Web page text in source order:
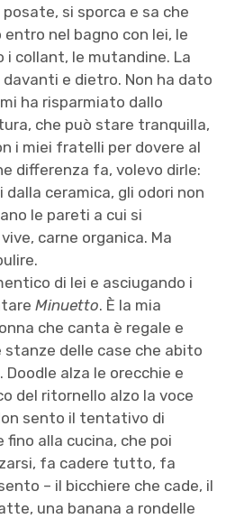
si sporca e sa che
entro nel bagno con lei, le
i collant, le mutandine. La
e dietro. Non ha dato
ha risparmiato dallo
che può stare tranquilla,
i miei fratelli per dovere al
differenza fa, volevo dirle:
ceramica, gli odori non
le pareti a cui si
carne organica. Ma
di lei e asciugando i
Minuetto. È la mia
che canta è regale e
stanze delle case che abito
Doodle alza le orecchie e
del ritornello alzo la voce
sento il tentativo di
alla cucina, che poi
fa cadere tutto, fa
– il bicchiere che cade, il
una banana a rondelle